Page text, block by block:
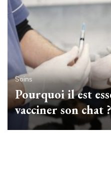
Soins
Pourquoi il est
vacciner son chat ?